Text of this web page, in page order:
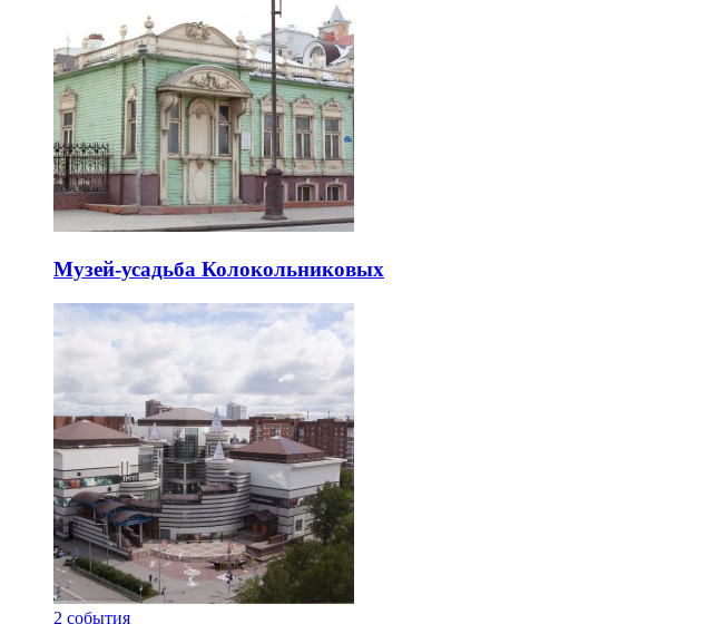
Музей-усадьба Колокольниковых
2 события